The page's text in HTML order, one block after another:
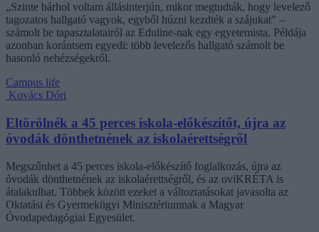
„Szinte bárhol voltam állásinterjún, mikor megtudták, hogy levelező
tagozatos hallgató vagyok, egyből húzni kezdték a szájukat” –
számolt be tapasztalatairól az Eduline-nak egy egyetemista. Példája
azonban korántsem egyedi: több levelezős hallgató számolt be
hasonló nehézségekről.
Campus life
Kovács Dóri
Eltörölnék a 45 perces iskola-előkészítőt, újra az
óvodák dönthetnének az iskolaérettségről
Megszűnhet a 45 perces iskola-előkészítő foglalkozás, újra az
óvodák dönthetnének az iskolaérettségről, és az oviKRÉTA is
átalakulhat. Többek között ezeket a változtatásokat javasolta az
Oktatási és Gyermekügyi Minisztériumnak a Magyar
Óvodapedagógiai Egyesület.